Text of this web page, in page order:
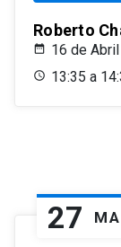
Roberto
16 de
13:35 a
27